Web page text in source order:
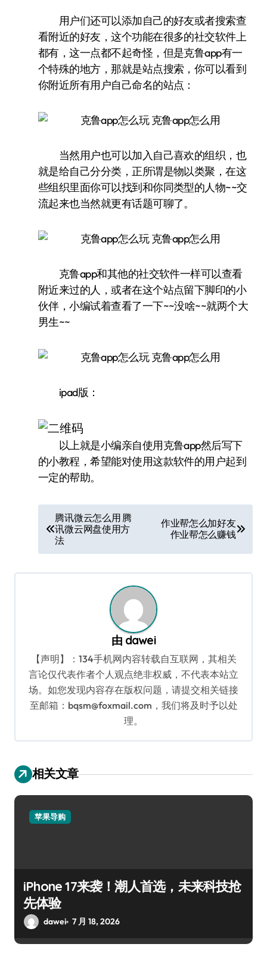
用户们还可以添加自己的好友或者搜索查
看附近的好友，这个功能在很多的社交软件上
都有，这一点都不起奇怪，但是克鲁app有一
个特殊的地方，那就是站点搜索，你可以看到
你附近所有用户自己命名的站点：
当然用户也可以加入自己喜欢的组织，也
就是给自己分分类，正所谓是物以类聚，在这
些组织里面你可以找到和你同类型的人物~~交
流起来也当然就更有话题可聊了。
克鲁app和其他的社交软件一样可以查看
附近来过的人，或者在这个站点留下脚印的小
伙伴，小编试着查看了一下~~没啥~~就两个大
男生~~
ipad版：
以上就是小编亲自使用克鲁app然后写下
的小教程，希望能对使用这款软件的用户起到
一定的帮助。
章
导
航
腾讯微云怎么用 腾
讯微云网盘使用方
法
作业帮怎么加好友
作业帮怎么赚钱
由 dawei
【声明】：134手机网内容转载自互联网，其相关
言论仅代表作者个人观点绝非权威，不代表本站立
场。如您发现内容存在版权问题，请提交相关链接
至邮箱：bqsm@foxmail.com，我们将及时予以处
理。
相关文章
苹果导购
iPhone 17来袭！潮人首选，未来科技抢
先体验
dawei 7 月 18, 2026